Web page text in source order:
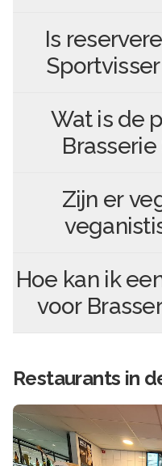
Is
Sportvisser
Wat is de
Zijn er
Hoe kan ik
voor
Restaurants in